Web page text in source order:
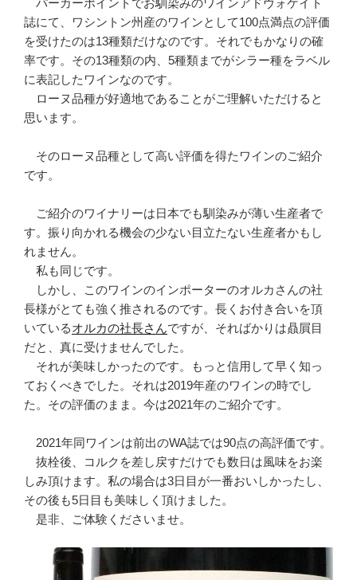
パーカーポイントでお馴染みのワインアドヴォケイト
誌にて、ワシントン州産のワインとして100点満点の評価
を受けたのは13種類だけなのです。それでもかなりの確
率です。その13種類の内、5種類までがシラー種をラベル
に表記したワインなのです。
ローヌ品種が好適地であることがご理解いただけると
思います。
そのローヌ品種として高い評価を得たワインのご紹介
です。
ご紹介のワイナリーは日本でも馴染みが薄い生産者で
す。振り向かれる機会の少ない目立たない生産者かもし
れません。
私も同じです。
しかし、このワインのインポーターのオルカさんの社
長様がとても強く推されるのです。長くお付き合いを頂
いているオルカの社長さんですが、そればかりは贔屓目
だと、真に受けませんでした。
それが美味しかったのです。もっと信用して早く知っ
ておくべきでした。それは2019年産のワインの時でし
た。その評価のまま。今は2021年のご紹介です。
2021年同ワインは前出のWA誌では90点の高評価です。
抜栓後、コルクを差し戻すだけでも数日は風味をお楽
しみ頂けます。私の場合は3日目が一番おいしかったし、
その後も5日目も美味しく頂けました。
是非、ご体験くださいませ。